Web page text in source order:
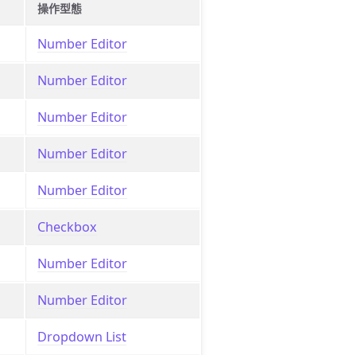
操作型態
Number Editor
Number Editor
Number Editor
Number Editor
Number Editor
Checkbox
Number Editor
Number Editor
Dropdown List